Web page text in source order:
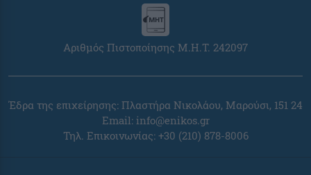
Αριθμός Πιστοποίησης Μ.Η.Τ. 242097
Έδρα της επιχείρησης: Πλαστήρα Νικολάου, Μαρούσι, 151 24
Email: info@enikos.gr
Τηλ. Επικοινωνίας: +30 (210) 878-8006